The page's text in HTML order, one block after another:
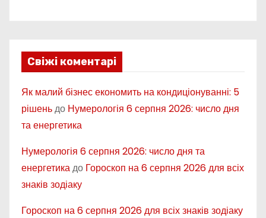
Свіжі коментарі
Як малий бізнес економить на кондиціонуванні: 5
рішеньдо Нумерологія 6 серпня 2026: число дня
та енергетика
Нумерологія 6 серпня 2026: число дня та
енергетикадо Гороскоп на 6 серпня 2026 для всіх
знаків зодіаку
Гороскоп на 6 серпня 2026 для всіх знаків зодіаку